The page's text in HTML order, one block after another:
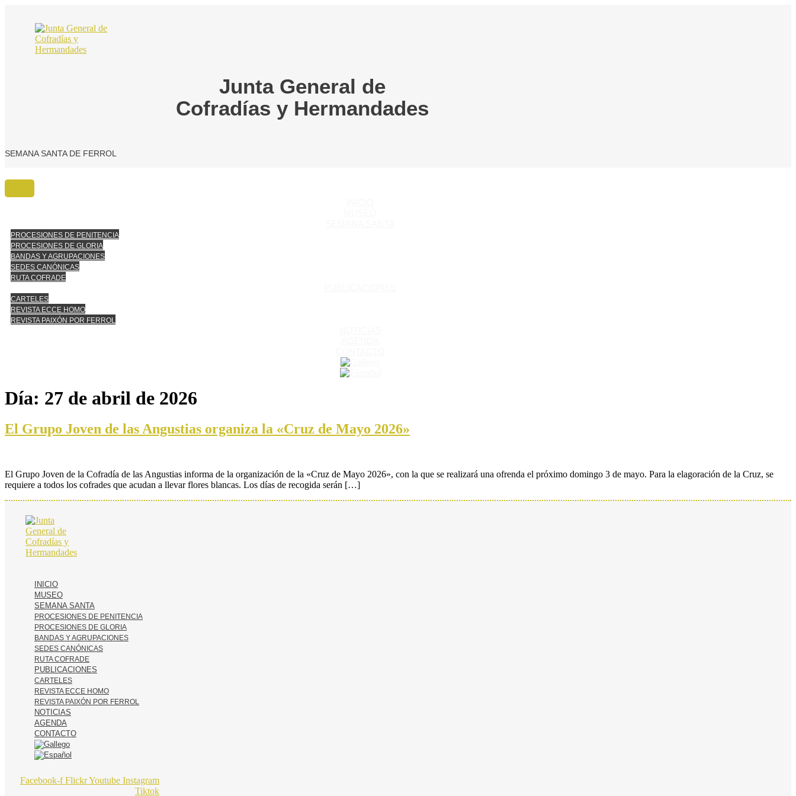
contenido
Junta General de
Cofradías y Hermandades
SEMANA SANTA DE FERROL
PROCESIONES DE PENITENCIA
PROCESIONES DE GLORIA
BANDAS Y AGRUPACIONES
SEDES CANÓNICAS
RUTA COFRADE
CARTELES
REVISTA ECCE HOMO
REVISTA PAIXÓN POR FERROL
Día: 27 de abril de 2026
El Grupo Joven de las Angustias organiza la «Cruz de Mayo 2026»
El Grupo Joven de la Cofradía de las Angustias informa de la organización de la «Cruz de Mayo 2026», con la que se realizará una ofrenda el próximo domingo 3 de mayo. Para la elagoración de la Cruz, se
requiere a todos los cofrades que acudan a llevar flores blancas. Los días de recogida serán […]
INICIO
MUSEO
SEMANA SANTA
PROCESIONES DE PENITENCIA
PROCESIONES DE GLORIA
BANDAS Y AGRUPACIONES
SEDES CANÓNICAS
RUTA COFRADE
PUBLICACIONES
CARTELES
REVISTA ECCE HOMO
REVISTA PAIXÓN POR FERROL
NOTICIAS
AGENDA
CONTACTO
Facebook-f FlickrYoutube Instagram
Tiktok